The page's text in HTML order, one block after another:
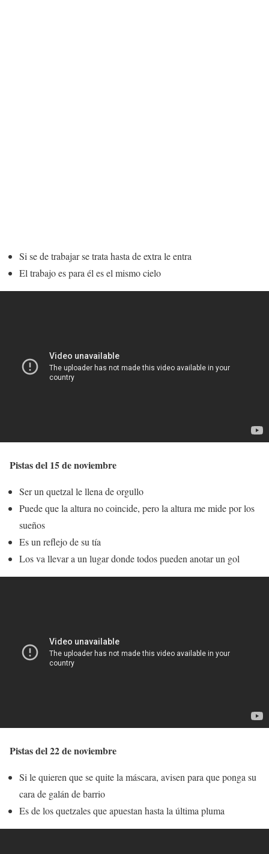
Si se de trabajar se trata hasta de extra le entra
El trabajo es para él es el mismo cielo
Pistas del 15 de noviembre
Ser un quetzal le llena de orgullo
Puede que la altura no coincide, pero la altura me mide por los
sueños
Es un reflejo de su tía
Los va llevar a un lugar donde todos pueden anotar un gol
Pistas del 22 de noviembre
Si le quieren que se quite la máscara, avisen para que ponga su
cara de galán de barrio
Es de los quetzales que apuestan hasta la última pluma